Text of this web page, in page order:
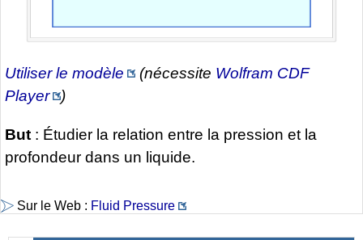
Utiliser le modèle (nécessite Wolfram CDF
Player
)
But : Étudier la relation entre la pression et la
profondeur dans un liquide.
Sur le Web : Fluid Pressure